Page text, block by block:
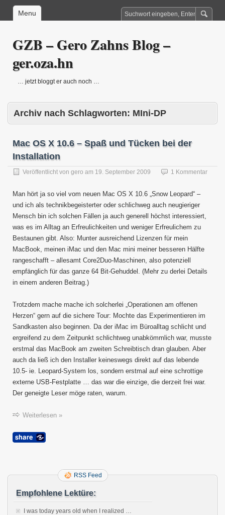
Menu
GZB – Gero Zahns Blog –
ger.oza.hn
… jetzt bloggt er auch noch …
Archiv nach Schlagworten: MIni-DP
Mac OS X 10.6 – Spaß und Tücken bei der
Installation
Veröffentlicht von gero am 19. September 2009 1 Kommentar
Man hört ja so viel vom neuen Mac OS X 10.6 „Snow Leopard“ –
und ich als technikbegeisterter oder schlichweg auch neugieriger
Mensch bin ich solchen Fällen ja auch generell höchst interessiert,
was es im Alltag an Erfreulichkeiten und weniger Erfreulichem zu
Bestaunen gibt. Also: Munter ausreichend Lizenzen für mein
MacBook, meinen iMac und den Mac mini meiner besseren Hälfte
rangeschafft – allesamt Core2Duo-Maschinen, also potenziell
empfänglich für das ganze 64 Bit-Gehuddel. (Mehr zu derlei Details
in einem anderen Beitrag.)
Trotzdem mache mache ich solcherlei „Operationen am offenen
Herzen“ gern auf die sichere Tour: Mochte das Experimentieren im
Sandkasten also beginnen. Da der iMac im Büroalltag schlicht und
ergreifend zu dem Zeitpunkt schlichtweg unabkömmlich war, musste
erstmal das MacBook am zweiten Schreibtisch dran glauben. Aber
auch da ließ ich den Installer keineswegs direkt auf das lebende
10.5- ie. Leopard-System los, sondern erstmal auf eine schrottige
externe USB-Festplatte … das war die einzige, die derzeit frei war.
Der geneigte Leser möge raten, warum.
Weiterlesen »
RSS Feed
Empfohlene Lektüre:
I was today years old when I realized …